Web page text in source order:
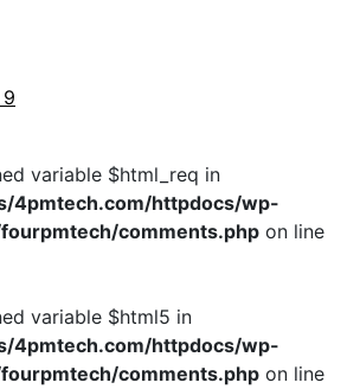
variable $html_req in
4pmtech.com/httpdocs/wp-
comments.php on line
variable $html5 in
4pmtech.com/httpdocs/wp-
comments.php on line